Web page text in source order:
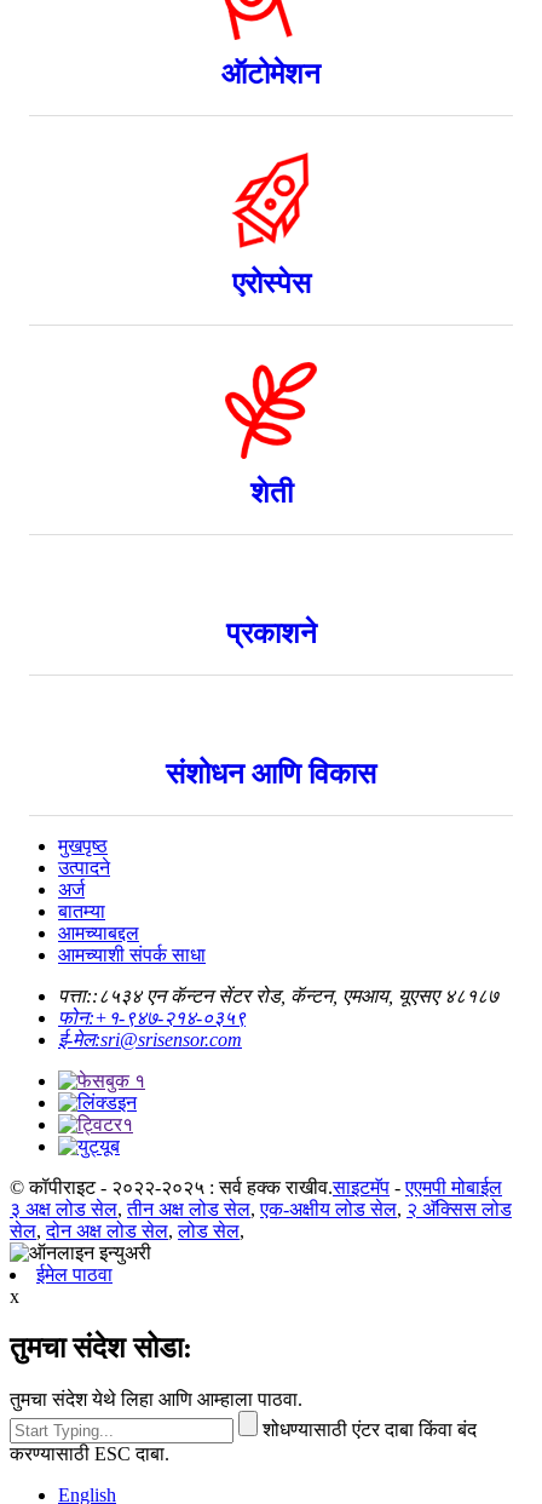
ऑटोमेशन
एरोस्पेस
शेती
प्रकाशने
संशोधन आणि विकास
मुखपृष्ठ
उत्पादने
अर्ज
बातम्या
आमच्याबद्दल
आमच्याशी संपर्क साधा
पत्ता::८५३४ एन कॅन्टन सेंटर रोड, कॅन्टन, एमआय, यूएसए ४८१८७
फोन:+१-९४७-२१४-०३५९
ई-मेल:sri@srisensor.com
© कॉपीराइट - २०२२-२०२५ : सर्व हक्क राखीव.साइटमॅप -एएमपी मोबाईल
३ अक्ष लोड सेल,तीन अक्ष लोड सेल,एक-अक्षीय लोड सेल, २ अ‍ॅक्सिस लोड
सेल,दोन अक्ष लोड सेल,लोड सेल,
ईमेल पाठवा
x
तुमचा संदेश सोडा:
तुमचा संदेश येथे लिहा आणि आम्हाला पाठवा.
शोधण्यासाठी एंटर दाबा किंवा बंद
करण्यासाठी ESC दाबा.
English